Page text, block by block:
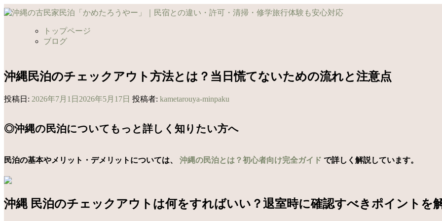
コ
ン
ス
キ
プ
トップページ
ブログ
沖縄民泊のチェックアウト方法とは？当日慌てないための流れと注意点
投稿日: 2026年7月1日 2026年5月17日 投稿者: kametarouya-minpaku
◎沖縄の民泊についてもっと詳しく知りたい方へ
民泊の基本やメリット・デメリットについては、 沖縄の民泊とは？初心者向け完全ガイド で詳しく解説しています。
沖縄 民泊のチェックアウトは何をすればいい？退室時に確認すべきポイントを